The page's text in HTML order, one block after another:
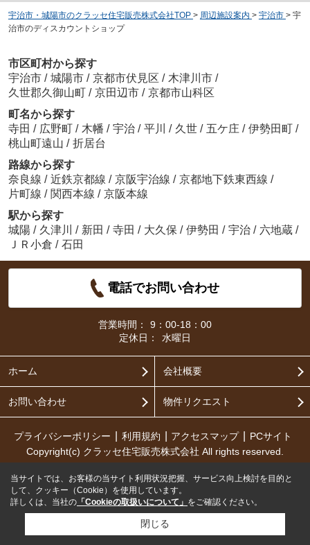
宇治市・城陽市のクラッセ住宅販売株式会社TOP > 周辺施設案内 > 宇治市 > 宇
治市のディスカウントショップ
市区町村から探す
宇治市 / 城陽市 / 京都市伏見区 / 木津川市 /
久世郡久御山町 / 京田辺市 / 京都市山科区
町名から探す
寺田 / 広野町 / 木幡 / 宇治 / 平川 / 久世 / 五ケ庄 / 伊勢田町 /
桃山町遠山 / 折居台
路線から探す
奈良線 / 近鉄京都線 / 京阪宇治線 / 京都地下鉄東西線 /
片町線 / 関西本線 / 京阪本線
駅から探す
城陽 / 久津川 / 新田 / 寺田 / 大久保 / 伊勢田 / 宇治 / 六地蔵 /
ＪＲ小倉 / 石田
電話でお問い合わせ
営業時間：
9：00-18：00
定休日：
水曜日
ホーム 会社概要
お問い合わせ 物件リクエスト
プライバシーポリシー 利用規約 アクセスマップ
PCサイト
Copyright(c) クラッセ住宅販売株式会社 All rights reserved.
当サイトでは、お客様の当サイト利用状況把握、サービス向上検討を目的と
して、クッキー（Cookie）を使用しています。
詳しくは、当社の 「Cookieの取扱いについて」 をご確認ください。
閉じる